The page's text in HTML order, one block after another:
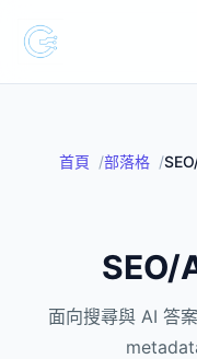
首頁 部落格
SEO/
面向搜尋與 AI 答